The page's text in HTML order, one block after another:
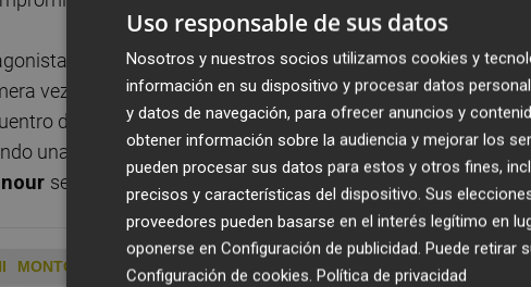
de la sesión matinal enMarlow han sido Nani y
vez junto con el resto de sus compañeros. Los jugadores
de ayer ante el conjunto ingles han realizado un
una parte final de la sesión más ligera que el resto del
se han ejercitado al margen ya que continúan
MONTOYA VALENCIA CF PRETEMPORADA
Uso responsable de sus datos
Nosotros y nuestros socios utilizamos cookies y
información en su dispositivo y procesar datos
y datos de navegación, para ofrecer anuncios y
obtener información sobre la audiencia y mejorar los
pueden procesar sus datos para estos y otros fines,
precisos y características del dispositivo. Sus
proveedores pueden basarse en el interés legítimo en
oponerse en Configuración de publicidad. Puede retirar
Configuración de cookies. Política de privacidad